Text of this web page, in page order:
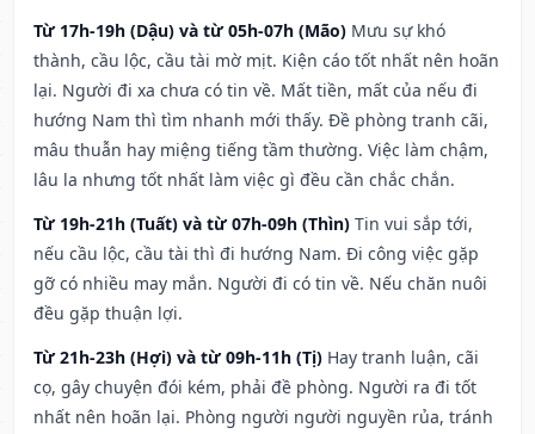
Từ 17h-19h (Dậu) và từ 05h-07h (Mão) Mưu sự khó
thành, cầu lộc, cầu tài mờ mịt. Kiện cáo tốt nhất nên hoãn
lại. Người đi xa chưa có tin về. Mất tiền, mất của nếu đi
hướng Nam thì tìm nhanh mới thấy. Đề phòng tranh cãi,
mâu thuẫn hay miệng tiếng tầm thường. Việc làm chậm,
lâu la nhưng tốt nhất làm việc gì đều cần chắc chắn.
Từ 19h-21h (Tuất) và từ 07h-09h (Thìn) Tin vui sắp tới,
nếu cầu lộc, cầu tài thì đi hướng Nam. Đi công việc gặp
gỡ có nhiều may mắn. Người đi có tin về. Nếu chăn nuôi
đều gặp thuận lợi.
Từ 21h-23h (Hợi) và từ 09h-11h (Tị) Hay tranh luận, cãi
cọ, gây chuyện đói kém, phải đề phòng. Người ra đi tốt
nhất nên hoãn lại. Phòng người người nguyền rủa, tránh